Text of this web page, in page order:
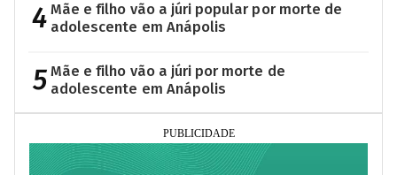
4 Mãe e filho vão a júri popular por morte de
adolescente em Anápolis
5 Mãe e filho vão a júri por morte de
adolescente em Anápolis